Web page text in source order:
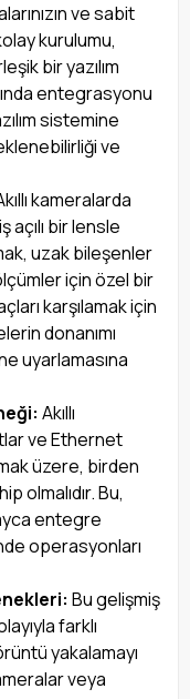
ve sabit
kurulumu,
bir yazılım
entegrasyonu
sistemine
ve
kameralarda
açılı bir lensle
uzak bileşenler
için özel bir
karşılamak için
donanımı
uyarlamasına
Akıllı
ve Ethernet
üzere, birden
olmalıdır. Bu,
entegre
operasyonları
Bu gelişmiş
farklı
yakalamayı
veya